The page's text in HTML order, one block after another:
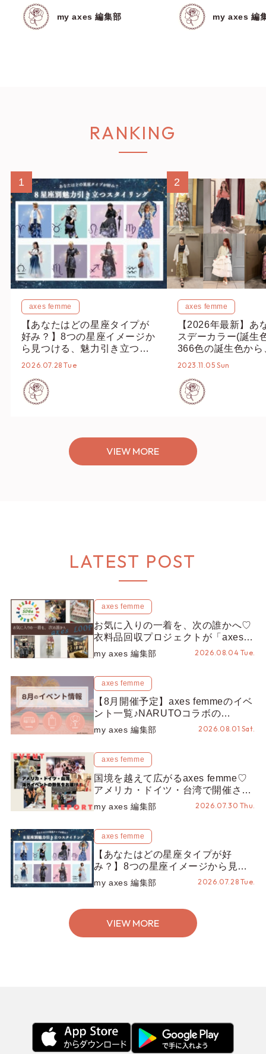
my axes 編集部
ョー in 福岡
my axes 編
RANKING
1
axes femme
【あなたはどの星座タイプが
好み？】8つの星座イメージか
ら見つける、魅力引き立つス
タイリング♡
2026.07.28 Tue
2
axes femme
【2026年最新】あ
スデーカラー(誕生
366色の誕生色から
誕生色、バースデ
2023.11.05 Sun
VIEW MORE
LATEST POST
axes femme
お気に入りの一着を、次の誰かへ♡
衣料品回収プロジェクトが「axes
LOOP」にアップデート！活用する
とポイントが手に入る◎
my axes 編集部 2026.08.04 Tue.
axes femme
【8月開催予定】axes femmeのイベ
ント一覧♪NARUTOコラボの
REZEN POPUPから、プチYour
Stage.、ティーパーティまで！8月
my axes 編集部 2026.08.01 Sat.
axes femme
国境を越えて広がるaxes femme♡
アメリカ・ドイツ・台湾で開催され
たイベントをお届け！美沙子さんか
らのコメントも♬【海外イベントレ
my axes 編集部 2026.07.30 Thu.
axes femme
【あなたはどの星座タイプが好
み？】8つの星座イメージから見つ
ける、魅力引き立つスタイリング♡
my axes 編集部 2026.07.28 Tue.
VIEW MORE